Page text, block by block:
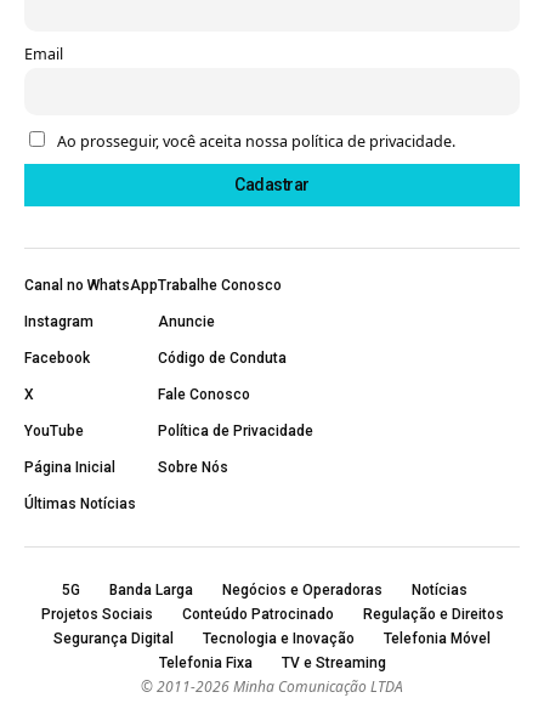
Email
Ao prosseguir, você aceita nossa política de privacidade.
Canal no WhatsApp
Instagram
Facebook
X
YouTube
Página Inicial
Últimas Notícias
Trabalhe Conosco
Anuncie
Código de Conduta
Fale Conosco
Política de Privacidade
Sobre Nós
5G Banda Larga Negócios e Operadoras
Notícias
Projetos Sociais
Conteúdo Patrocinado
Regulação e Direitos
Segurança Digital
Tecnologia e Inovação
Telefonia Móvel
Telefonia Fixa
TV e Streaming
© 2011-2026 Minha Comunicação LTDA